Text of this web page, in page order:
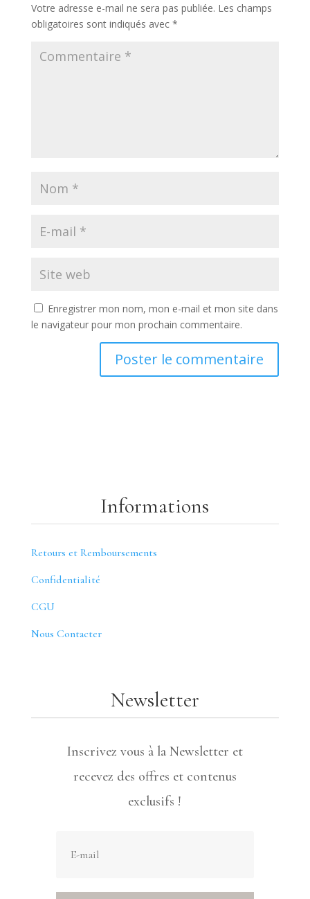
Votre adresse e-mail ne sera pas publiée. Les champs
obligatoires sont indiqués avec *
Enregistrer mon nom, mon e-mail et mon site dans
le navigateur pour mon prochain commentaire.
Informations
Retours et Remboursements
Confidentialité
CGU
Nous Contacter
Newsletter
Inscrivez vous à la Newsletter et
recevez des offres et contenus
exclusifs !